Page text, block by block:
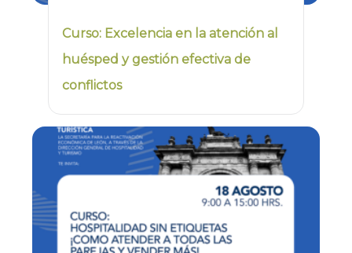
Curso: Excelencia en la atención al
huésped y gestión efectiva de
conflictos